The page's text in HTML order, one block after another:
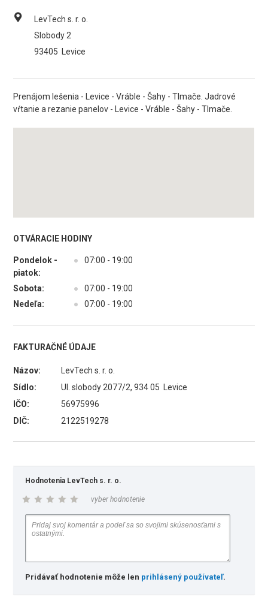
LevTech s. r. o.
Slobody 2
93405
Levice
Prenájom lešenia - Levice - Vráble - Šahy - Tlmače. Jadrové
vŕtanie a rezanie panelov - Levice - Vráble - Šahy - Tlmače.
OTVÁRACIE HODINY
Pondelok -
piatok:
● 07:00 - 19:00
Sobota: ●
07:00 - 19:00
Nedeľa:
● 07:00 - 19:00
FAKTURAČNÉ ÚDAJE
Názov:
LevTech s. r. o.
Sídlo:
Ul. slobody 2077/2, 934 05 Levice
IČO:
56975996
DIČ:
2122519278
Hodnotenia LevTech s. r. o.
vyber hodnotenie
Pridávať hodnotenie môže len prihlásený používateľ.